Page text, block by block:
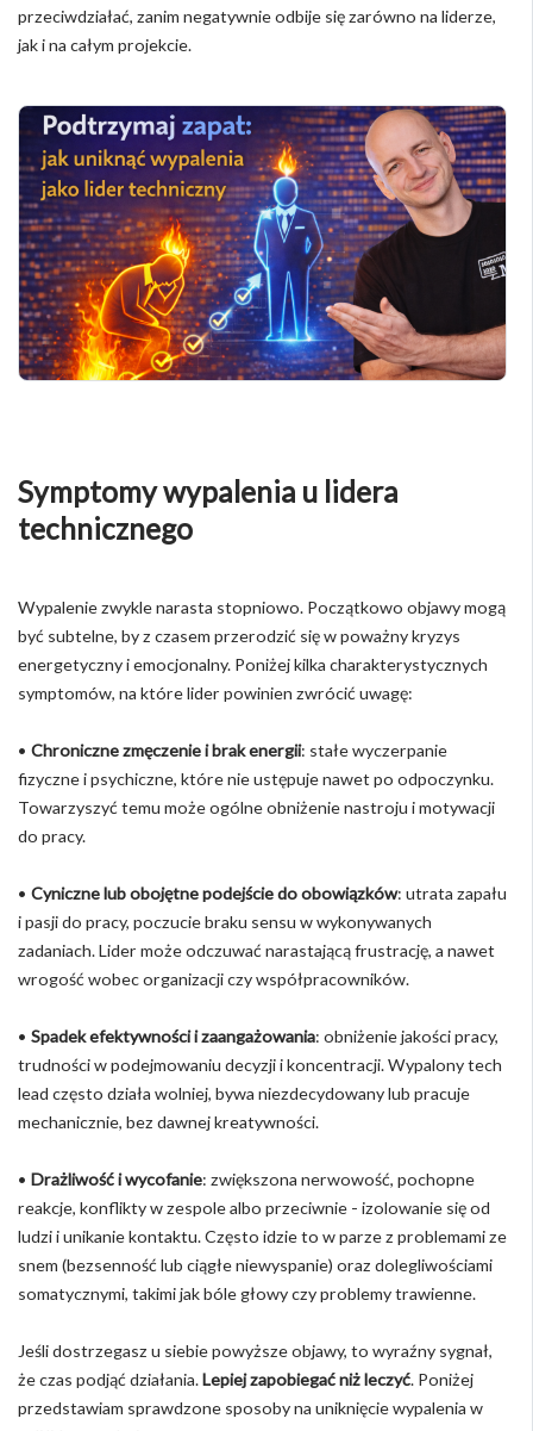
przeciwdziałać, zanim negatywnie odbije się zarówno na liderze,
jak i na całym projekcie.
Symptomy wypalenia u lidera
technicznego
Wypalenie zwykle narasta stopniowo. Początkowo objawy mogą
być subtelne, by z czasem przerodzić się w poważny kryzys
energetyczny i emocjonalny. Poniżej kilka charakterystycznych
symptomów, na które lider powinien zwrócić uwagę:
• Chroniczne zmęczenie i brak energii: stałe wyczerpanie
fizyczne i psychiczne, które nie ustępuje nawet po odpoczynku.
Towarzyszyć temu może ogólne obniżenie nastroju i motywacji
do pracy.
• Cyniczne lub obojętne podejście do obowiązków: utrata zapału
i pasji do pracy, poczucie braku sensu w wykonywanych
zadaniach. Lider może odczuwać narastającą frustrację, a nawet
wrogość wobec organizacji czy współpracowników.
• Spadek efektywności i zaangażowania: obniżenie jakości pracy,
trudności w podejmowaniu decyzji i koncentracji. Wypalony tech
lead często działa wolniej, bywa niezdecydowany lub pracuje
mechanicznie, bez dawnej kreatywności.
• Drażliwość i wycofanie: zwiększona nerwowość, pochopne
reakcje, konflikty w zespole albo przeciwnie - izolowanie się od
ludzi i unikanie kontaktu. Często idzie to w parze z problemami ze
snem (bezsenność lub ciągłe niewyspanie) oraz dolegliwościami
somatycznymi, takimi jak bóle głowy czy problemy trawienne.
Jeśli dostrzegasz u siebie powyższe objawy, to wyraźny sygnał,
że czas podjąć działania.Lepiej zapobiegać niż leczyć. Poniżej
przedstawiam sprawdzone sposoby na uniknięcie wypalenia w